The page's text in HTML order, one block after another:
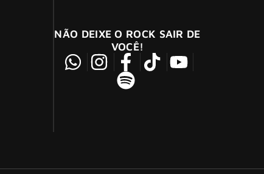
NÃO DEIXE O ROCK SAIR DE
VOCÊ!